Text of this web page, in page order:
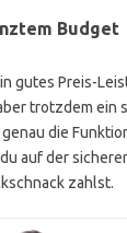
Budget
gutes Preis-
trotzdem ein
die
auf der
zahlst.